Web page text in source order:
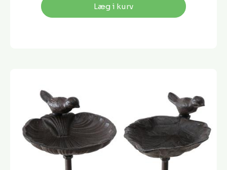
Læg i kurv